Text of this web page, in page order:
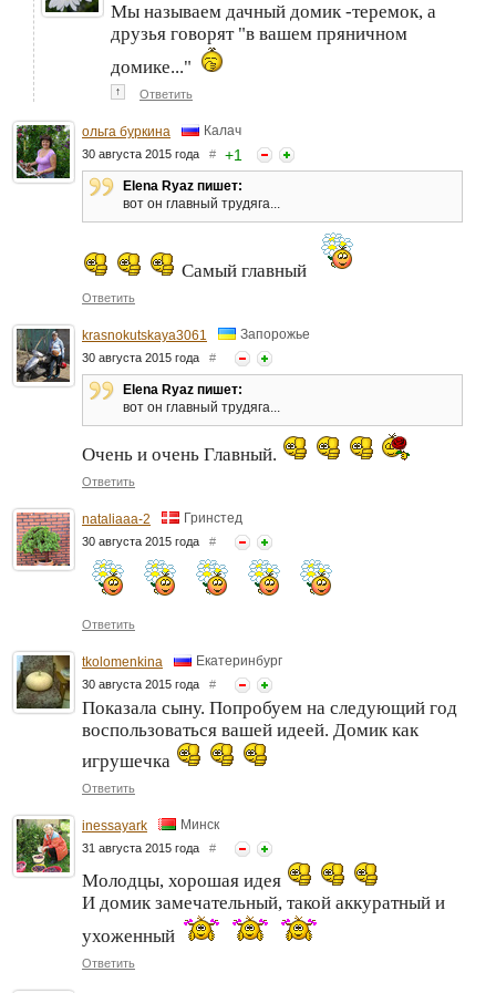
Мы называем дачный домик -теремок, а
друзья говорят "в вашем пряничном
домике..."
↑ Ответить
ольга буркина Калач
30 августа 2015 года # +1
Elena Ryaz пишет:
вот он главный трудяга...
Самый главный
Ответить
krasnokutskaya3061 Запорожье
30 августа 2015 года #
Elena Ryaz пишет:
вот он главный трудяга...
Очень и очень Главный.
Ответить
nataliaaa-2 Гринстед
30 августа 2015 года #
Ответить
tkolomenkina Екатеринбург
30 августа 2015 года #
Показала сыну. Попробуем на следующий год
воспользоваться вашей идеей. Домик как
игрушечка
Ответить
inessayark Минск
31 августа 2015 года #
Молодцы, хорошая идея
И домик замечательный, такой аккуратный и
ухоженный
Ответить